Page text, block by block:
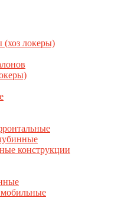
локеры)
конструкции